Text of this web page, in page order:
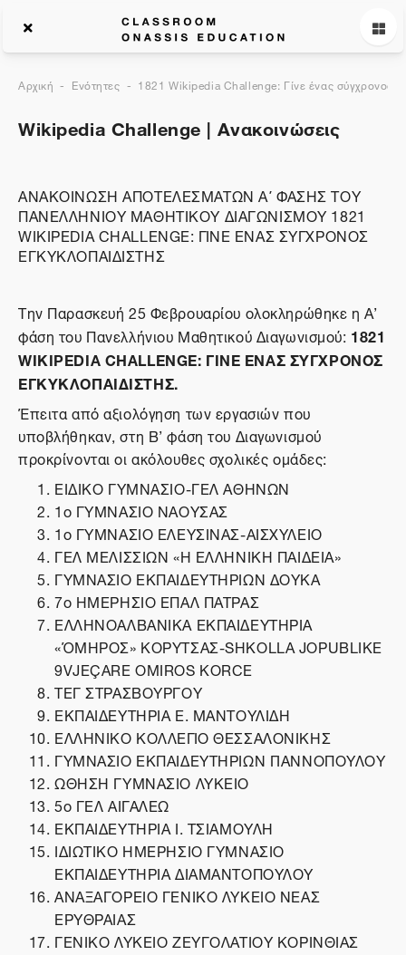
Αρχική Ενότητες 1821 Wikipedia Challenge: Γίνε ένας σύγχρονος
Wikipedia Challenge | Ανακοινώσεις
ΑΝΑΚΟΙΝΩΣΗ ΑΠΟΤΕΛΕΣΜΑΤΩΝ Α΄ ΦΑΣΗΣ ΤΟΥ
ΠΑΝΕΛΛΗΝΙΟΥ ΜΑΘΗΤΙΚΟΥ ΔΙΑΓΩΝΙΣΜΟΥ 1821
WIKIPEDIA CHALLENGE: ΓΙΝΕ ΕΝΑΣ ΣΥΓΧΡΟΝΟΣ
ΕΓΚΥΚΛΟΠΑΙΔΙΣΤΗΣ
Την Παρασκευή 25 Φεβρουαρίου ολοκληρώθηκε η A’
φάση του Πανελλήνιου Μαθητικού Διαγωνισμού: 1821
WIKIPEDIA CHALLENGE: ΓΙΝΕ ΕΝΑΣ ΣΥΓΧΡΟΝΟΣ
ΕΓΚΥΚΛΟΠΑΙΔΙΣΤΗΣ.
Έπειτα από αξιολόγηση των εργασιών που
υποβλήθηκαν, στη Β’ φάση του Διαγωνισμού
προκρίνονται οι ακόλουθες σχολικές ομάδες:
ΕΙΔΙΚΟ ΓΥΜΝΑΣΙΟ-ΓΕΛ ΑΘΗΝΩΝ
1ο ΓΥΜΝΑΣΙΟ ΝΑΟΥΣΑΣ
1ο ΓΥΜΝΑΣΙΟ ΕΛΕΥΣΙΝΑΣ-ΑΙΣΧΥΛΕΙΟ
ΓΕΛ ΜΕΛΙΣΣΙΩΝ «Η ΕΛΛΗΝΙΚΗ ΠΑΙΔΕΙΑ»
ΓΥΜΝΑΣΙΟ ΕΚΠΑΙΔΕΥΤΗΡΙΩΝ ΔΟΥΚΑ
7ο ΗΜΕΡΗΣΙΟ ΕΠΑΛ ΠΑΤΡΑΣ
ΕΛΛΗΝΟΑΛΒΑΝΙΚΑ ΕΚΠΑΙΔΕΥΤΗΡΙΑ
«ΌΜΗΡΟΣ» ΚΟΡΥΤΣΑΣ-SHKOLLA JOPUBLIKE
9VJEÇARE OMIROS KORCE
ΤΕΓ ΣΤΡΑΣΒΟΥΡΓΟΥ
ΕΚΠΑΙΔΕΥΤΗΡΙΑ Ε. ΜΑΝΤΟΥΛΙΔΗ
ΕΛΛΗΝΙΚΟ ΚΟΛΛΕΓΙΟ ΘΕΣΣΑΛΟΝΙΚΗΣ
ΓΥΜΝΑΣΙΟ ΕΚΠΑΙΔΕΥΤΗΡΙΩΝ ΓΙΑΝΝΟΠΟΥΛΟΥ
ΩΘΗΣΗ ΓΥΜΝΑΣΙΟ ΛΥΚΕΙΟ
5ο ΓΕΛ ΑΙΓΑΛΕΩ
ΕΚΠΑΙΔΕΥΤΗΡΙΑ Ι. ΤΣΙΑΜΟΥΛΗ
ΙΔΙΩΤΙΚΟ ΗΜΕΡΗΣΙΟ ΓΥΜΝΑΣΙΟ
ΕΚΠΑΙΔΕΥΤΗΡΙΑ ΔΙΑΜΑΝΤΟΠΟΥΛΟΥ
ΑΝΑΞΑΓΟΡΕΙΟ ΓΕΝΙΚΟ ΛΥΚΕΙΟ ΝΕΑΣ
ΕΡΥΘΡΑΙΑΣ
ΓΕΝΙΚΟ ΛΥΚΕΙΟ ΖΕΥΓΟΛΑΤΙΟΥ ΚΟΡΙΝΘΙΑΣ